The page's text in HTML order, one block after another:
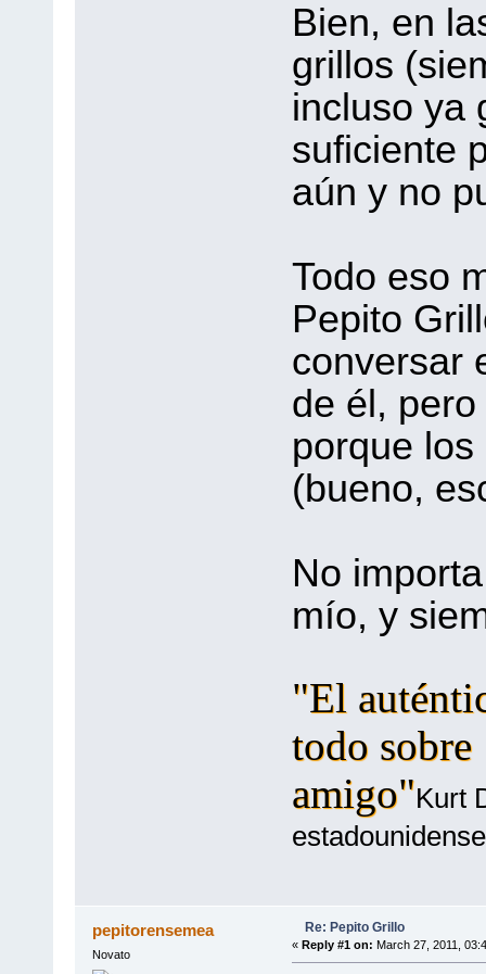
Bien, en
grillos
incluso ya
suficiente
aún y no
Todo eso
Pepito
conversar
de él,
porque
(bueno,
No
mío, y
"El
todo
amigo"Kurt
estadounidense
pepitorensemea
Novato
Re: Pepito Grillo
« Reply #1 on: March 27, 2011,